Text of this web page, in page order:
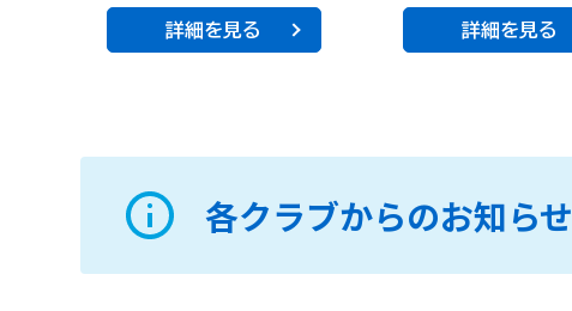
詳細を見る 詳細を見る
各クラブからのお知らせ